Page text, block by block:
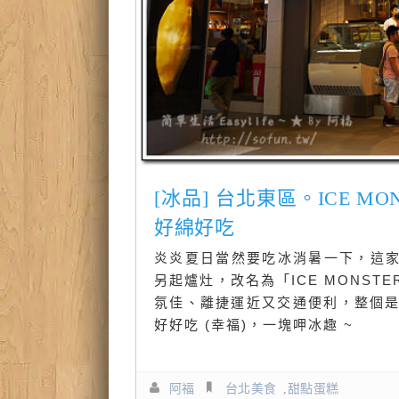
[冰品] 台北東區。ICE
好綿好吃
炎炎夏日當然要吃冰消暑一下，這
另起爐灶，改名為「ICE
氛佳、離捷運近又交通便利，整個
好好吃 (幸福)，一塊呷冰趣 ~
阿福 台北美食 甜點蛋糕